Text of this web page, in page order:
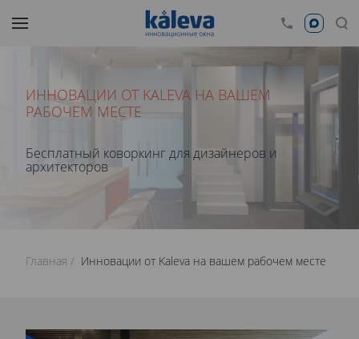
ИННОВАЦИИ ОТ KALEVA НА ВАШЕМ
РАБОЧЕМ МЕСТЕ
Бесплатный коворкинг для дизайнеров и
архитекторов
Главная Инновации от Kaleva на вашем рабочем месте